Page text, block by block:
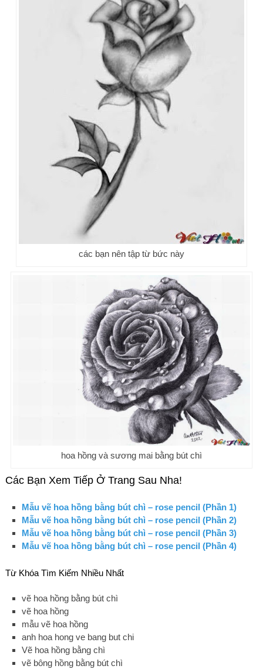
các bạn nên tập từ bức này
hoa hồng và sương mai bằng bút chì
Các Bạn Xem Tiếp Ở Trang Sau Nha!
Mẫu vẽ hoa hồng bằng bút chì – rose pencil (Phần 1)
Mẫu vẽ hoa hồng bằng bút chì – rose pencil (Phần 2)
Mẫu vẽ hoa hồng bằng bút chì – rose pencil (Phần 3)
Mẫu vẽ hoa hồng bằng bút chì – rose pencil (Phần 4)
Từ Khóa Tìm Kiếm Nhiều Nhất
vẽ hoa hồng bằng bút chì
vẽ hoa hồng
mẫu vẽ hoa hồng
anh hoa hong ve bang but chi
Vẽ hoa hồng bằng chì
vẽ bông hồng bằng bút chì